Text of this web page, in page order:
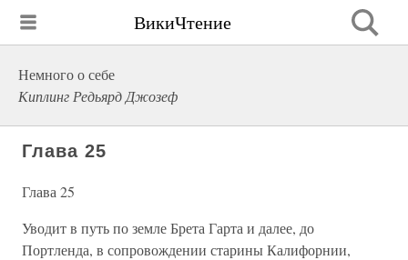
ВикиЧтение
Немного о себе
Киплинг Редьярд Джозеф
Глава 25
Глава 25
Уводит в путь по земле Брета Гарта и далее, до
Портленда, в сопровождении старины Калифорнии,